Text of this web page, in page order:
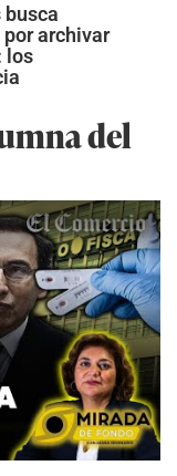
archivar
los
del